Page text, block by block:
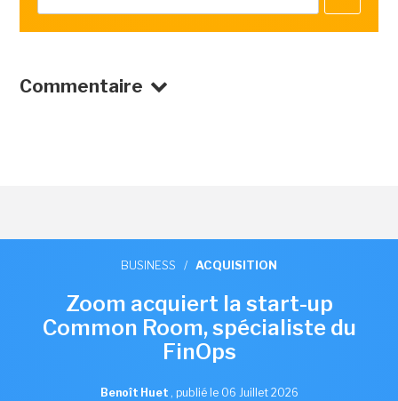
Commentaire
BUSINESS / ACQUISITION
Zoom acquiert la start-up
Common Room, spécialiste du
FinOps
Benoît Huet , publié le 06 Juillet 2026